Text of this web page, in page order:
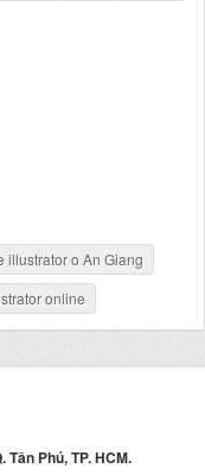
illustrator o An Giang
online
Tân Phú, TP. HCM.